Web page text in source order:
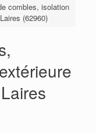
combles, isolation
(62960)